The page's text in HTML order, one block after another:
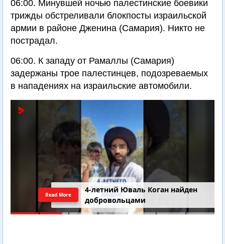
06:00. Минувшей ночью палестинские боевики
трижды обстреливали блокпосты израильской
армии в районе Дженина (Самария). Никто не
пострадал.
06:00. К западу от Рамаллы (Самария)
задержаны трое палестинцев, подозреваемых
в нападениях на израильские автомобили.
4-летний Юваль Коган найден
добровольцами
Read More